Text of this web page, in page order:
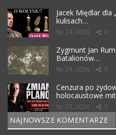
Jacek Międlar dla
kulisach…
lip 24, 2026 0
Zygmunt Jan
Batalionów…
lip 24, 2026 0
Cenzura po
holocaustowe
lip 23, 2026 0
NAJNOWSZE KOMENTARZE